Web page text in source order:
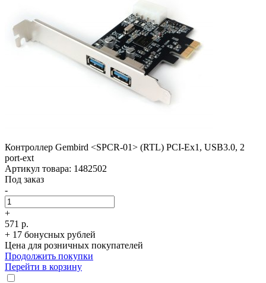
Контроллер Gembird <SPCR-01> (RTL) PCI-Ex1, USB3.0, 2
port-ext
Артикул товара: 1482502
Под заказ
-
+
571 р.
+ 17 бонусных рублей
Цена для розничных покупателей
Продолжить покупки
Перейти в корзину